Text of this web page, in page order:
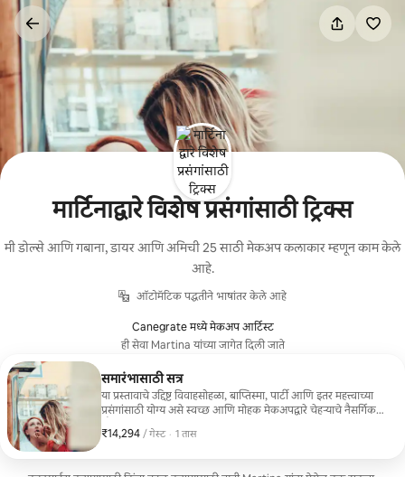
कंटेंटवर
मार्टिनाद्वारे विशेष प्रसंगांसाठी ट्रिक्स
मी डोल्से आणि गबाना, डायर आणि अमिची 25 साठी मेकअप कलाकार म्हणून काम केले
आहे.
ऑटोमॅटिक पद्धतीने भाषांतर केले आहे
Canegrate मध्ये मेकअप आर्टिस्ट
ही सेवा Martina यांच्या जागेत दिली जाते
समारंभासाठी सत्र
या प्रस्तावाचे उद्दिष्ट विवाहसोहळा, बाप्तिस्मा, पार्टी आणि इतर महत्त्वाच्या
प्रसंगांसाठी योग्य असे स्वच्छ आणि मोहक मेकअपद्वारे चेहऱ्याचे नैसर्गिक
लावणे, डोळे आणि ओठांना तीव्र रंगांनी स्पष्ट करणे आणि कार्यक्रमाच्या
₹14,294 / गेस्ट
₹14,294 प्रति गेस्ट
, · 1 तास